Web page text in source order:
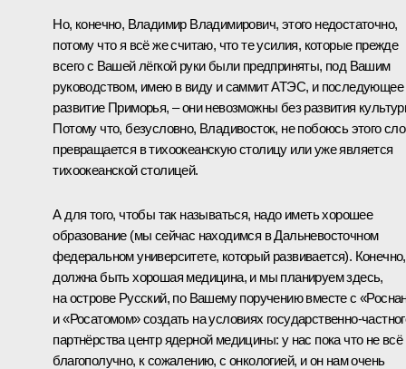
Но, конечно, Владимир Владимирович, этого недостаточно,
потому что я всё же считаю, что те усилия, которые прежде
всего с Вашей лёгкой руки были предприняты, под Вашим
руководством, имею в виду и саммитАТЭС, и последующее
развитие Приморья, – они невозможны без развития
Потому что, безусловно, Владивосток, не побоюсь этого
превращается в тихоокеанскую столицу или уже является
тихоокеанской столицей.
А для того, чтобы так называться, надо иметь хорошее
образование (мы сейчас находимся в Дальневосточном
федеральном университете, который развивается). Конечно,
должна быть хорошая медицина, и мы планируем здесь,
на острове Русский, по Вашему поручению вместе с
и «Росатомом» создать на условиях государственно-
партнёрства центр ядерной медицины: у нас пока что не всё
благополучно, к сожалению, с онкологией, и он нам очень